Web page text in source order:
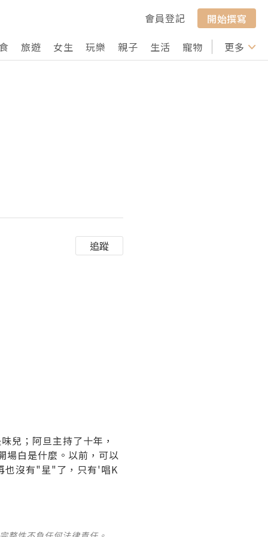
會員登記
開始撰寫
旅遊 女生 玩樂 親子 生活 寵物 行山 打卡
更多
追蹤
兒；阿旦主持了十年，
場白是什麼。以前，可以
也沒有"星"了，只有'唱K